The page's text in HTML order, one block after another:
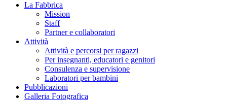
La Fabbrica
Mission
Staff
Partner e collaboratori
Attività
Attività e percorsi per ragazzi
Per insegnanti, educatori e genitori
Consulenza e supervisione
Laboratori per bambini
Pubblicazioni
Galleria Fotografica